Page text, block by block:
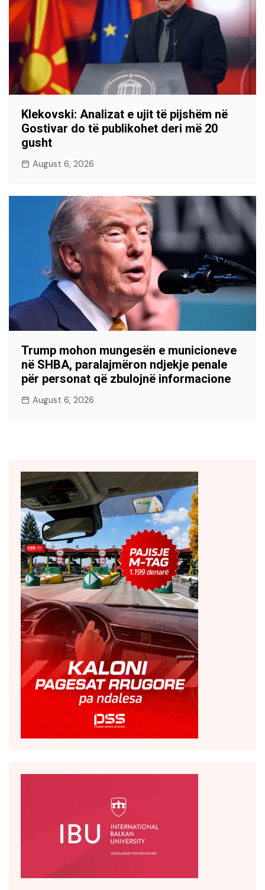
Klekovski: Analizat e ujit të pijshëm në
Gostivar do të publikohet deri më 20
gusht
August 6, 2026
Trump mohon mungesën e municioneve
në SHBA, paralajmëron ndjekje penale
për personat që zbulojnë informacione
August 6, 2026